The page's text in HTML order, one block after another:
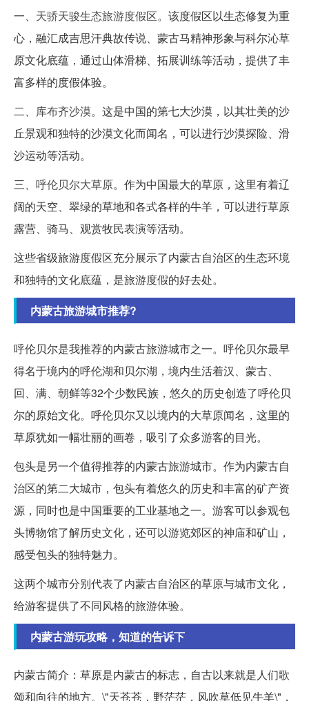
一、 天骄天骏生态旅游度假区。该度假区以生态修复为重
心，融汇成吉思汗典故传说、蒙古马精神形象与科尔沁草
原文化底蕴，通过山体滑梯、拓展训练等活动，提供了丰
富多样的度假体验。
二、 库布齐沙漠。这是中国的第七大沙漠，以其壮美的沙
丘景观和独特的沙漠文化而闻名，可以进行沙漠探险、滑
沙运动等活动。
三、 呼伦贝尔大草原。作为中国最大的草原，这里有着辽
阔的天空、翠绿的草地和各式各样的牛羊，可以进行草原
露营、骑马、观赏牧民表演等活动。
这些省级旅游度假区充分展示了内蒙古自治区的生态环境
和独特的文化底蕴，是旅游度假的好去处。
内蒙古旅游城市推荐?
呼伦贝尔是我推荐的内蒙古旅游城市之一。呼伦贝尔最早
得名于境内的呼伦湖和贝尔湖，境内生活着汉、蒙古、
回、满、朝鲜等32个少数民族，悠久的历史创造了呼伦贝
尔的原始文化。呼伦贝尔又以境内的大草原闻名，这里的
草原犹如一幅壮丽的画卷，吸引了众多游客的目光。
包头是另一个值得推荐的内蒙古旅游城市。作为内蒙古自
治区的第二大城市，包头有着悠久的历史和丰富的矿产资
源，同时也是中国重要的工业基地之一。游客可以参观包
头博物馆了解历史文化，还可以游览郊区的神庙和矿山，
感受包头的独特魅力。
这两个城市分别代表了内蒙古自治区的草原与城市文化，
给游客提供了不同风格的旅游体验。
内蒙古游玩攻略，知道的告诉下
内蒙古简介：草原是内蒙古的标志，自古以来就是人们歌
颂和向往的地方。\"天苍苍，野茫茫，风吹草低见牛羊\"，